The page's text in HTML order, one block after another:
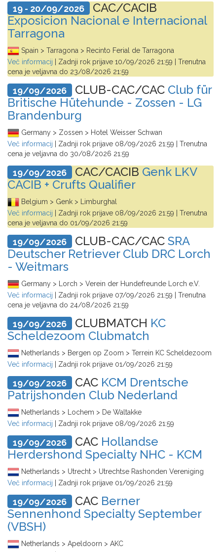
19 - 20/09/2026 CAC/CACIB
Exposicion Nacional e Internacional
Tarragona
Spain > Tarragona > Recinto Ferial de Tarragona
Več informacij
| Zadnji rok prijave 10/09/2026 21:59
| Trenutna
cena je veljavna do 23/08/2026 21:59
19/09/2026 CLUB-CAC/CAC Club für
Britische Hütehunde - Zossen - LG
Brandenburg
Germany > Zossen > Hotel Weisser Schwan
Več informacij
| Zadnji rok prijave 08/09/2026 21:59
| Trenutna
cena je veljavna do 30/08/2026 21:59
19/09/2026 CAC/CACIB Genk LKV
CACIB + Crufts Qualifier
Belgium > Genk > Limburghal
Več informacij
| Zadnji rok prijave 08/09/2026 21:59
| Trenutna
cena je veljavna do 01/09/2026 21:59
19/09/2026 CLUB-CAC/CAC SRA
Deutscher Retriever Club DRC Lorch
- Weitmars
Germany > Lorch > Verein der Hundefreunde Lorch e.V.
Več informacij
| Zadnji rok prijave 07/09/2026 21:59
| Trenutna
cena je veljavna do 24/08/2026 21:59
19/09/2026 CLUBMATCH KC
Scheldezoom Clubmatch
Netherlands > Bergen op Zoom > Terrein KC Scheldezoom
Več informacij
| Zadnji rok prijave 01/09/2026 21:59
19/09/2026 CAC KCM Drentsche
Patrijshonden Club Nederland
Netherlands > Lochem > De Waltakke
Več informacij
| Zadnji rok prijave 08/09/2026 21:59
19/09/2026 CAC Hollandse
Herdershond Specialty NHC - KCM
Netherlands > Utrecht > Utrechtse Rashonden Vereniging
Več informacij
| Zadnji rok prijave 01/09/2026 21:59
19/09/2026 CAC Berner
Sennenhond Specialty September
(VBSH)
Netherlands > Apeldoorn > AKC